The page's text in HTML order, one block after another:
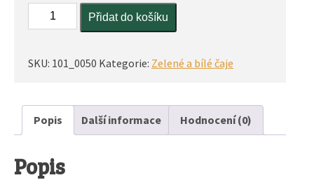
Ceylon
gunpowder
množství
Přidat do košíku
SKU: 101_0050 Kategorie: Zelené a bílé čaje
Popis Další informace Hodnocení (0)
Popis